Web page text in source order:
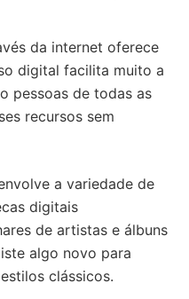
da internet oferece
digital facilita muito a
pessoas de todas as
recursos sem
a variedade de
digitais
de artistas e álbuns
algo novo para
clássicos.